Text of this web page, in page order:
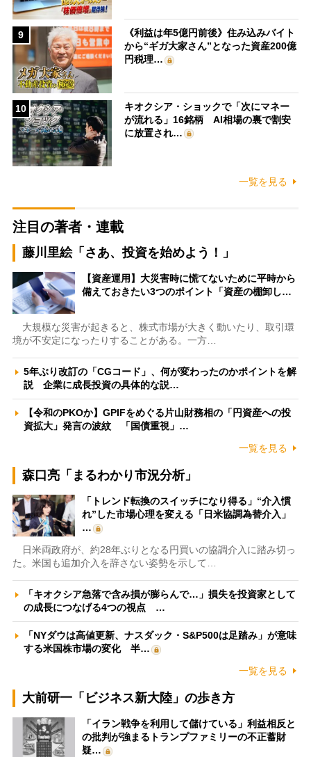
9
《利益は年5億円前後》住み込みバイト
から“ギガ大家さん”となった資産200億
円税理…
10
キオクシア・ショックで「次にマネー
が流れる」16銘柄 AI相場の裏で割安
に放置され…
一覧を見る
注目の著者・連載
藤川里絵「さあ、投資を始めよう！」
【資産運用】大災害時に慌てないために平時から
備えておきたい3つのポイント「資産の棚卸し…
大規模な災害が起きると、株式市場が大きく動いたり、取引環
境が不安定になったりすることがある。一方…
5年ぶり改訂の「CGコード」、何が変わったのかポイントを解
説 企業に成長投資の具体的な説…
【令和のPKOか】GPIFをめぐる片山財務相の「円資産への投
資拡大」発言の波紋 「国債重視」…
一覧を見る
森口亮「まるわかり市況分析」
「トレンド転換のスイッチになり得る」“介入慣
れ”した市場心理を変える「日米協調為替介入」
…
日米両政府が、約28年ぶりとなる円買いの協調介入に踏み切っ
た。米国も追加介入を辞さない姿勢を示して…
「キオクシア急落で含み損が膨らんで…」損失を投資家として
の成長につなげる4つの視点 …
「NYダウは高値更新、ナスダック・S&P500は足踏み」が意味
する米国株市場の変化 半…
一覧を見る
大前研一「ビジネス新大陸」の歩き方
「イラン戦争を利用して儲けている」利益相反と
の批判が強まるトランプファミリーの不正蓄財
疑…